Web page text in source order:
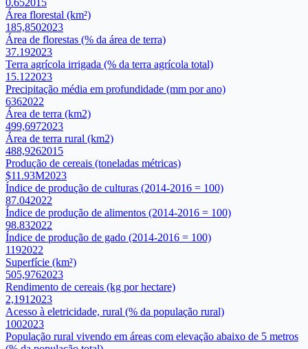
0.652015
Área florestal (km²)
185,8502023
Área de florestas (% da área de terra)
37.192023
Terra agrícola irrigada (% da terra agrícola total)
15.122023
Precipitação média em profundidade (mm por ano)
6362022
Área de terra (km2)
499,6972023
Área de terra rural (km2)
488,9262015
Produção de cereais (toneladas métricas)
$11.93M2023
Índice de produção de culturas (2014-2016 = 100)
87.042022
Índice de produção de alimentos (2014-2016 = 100)
98.832022
Índice de produção de gado (2014-2016 = 100)
1192022
Superfície (km²)
505,9762023
Rendimento de cereais (kg por hectare)
2,191 2023
Acesso à eletricidade, rural (% da população rural)
1002023
População rural vivendo em áreas com elevação abaixo de 5 metros